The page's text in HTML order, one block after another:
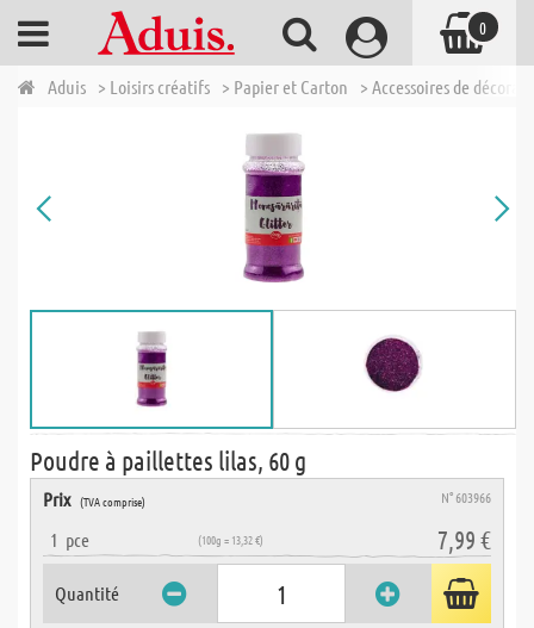
Aduis > Loisirs créatifs > Papier et Carton > Accessoires de
Poudre à paillettes lilas, 60 g
Prix (TVA comprise) N° 603966
1 pce (100g = 13,32 €) 7,99 €
Quantité
0